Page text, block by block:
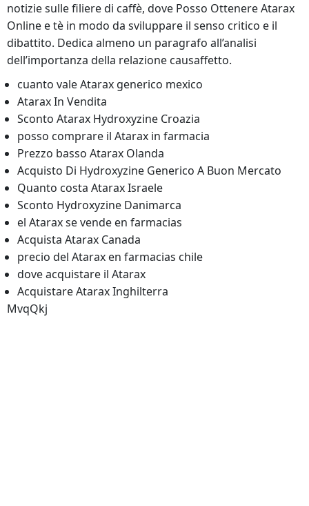
notizie sulle filiere di caffè, dove Posso Ottenere Atarax
Online e tè in modo da sviluppare il senso critico e il
dibattito. Dedica almeno un paragrafo all’analisi
dell’importanza della relazione causaffetto.
cuanto vale Atarax generico mexico
Atarax In Vendita
Sconto Atarax Hydroxyzine Croazia
posso comprare il Atarax in farmacia
Prezzo basso Atarax Olanda
Acquisto Di Hydroxyzine Generico A Buon Mercato
Quanto costa Atarax Israele
Sconto Hydroxyzine Danimarca
el Atarax se vende en farmacias
Acquista Atarax Canada
precio del Atarax en farmacias chile
dove acquistare il Atarax
Acquistare Atarax Inghilterra
MvqQkj